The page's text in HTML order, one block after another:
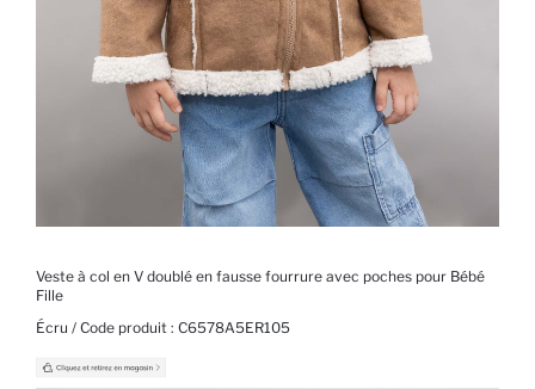
Veste à col en V doublé en fausse fourrure avec poches pour Bébé
Fille
Écru / Code produit : C6578A5ER105